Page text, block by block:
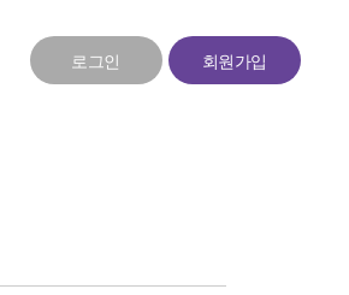
회원가입
로그인